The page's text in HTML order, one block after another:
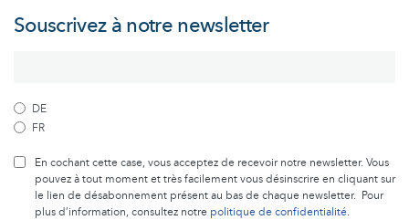
Souscrivez à notre newsletter
DE
FR
En cochant cette case, vous acceptez de recevoir notre newsletter. Vous
pouvez à tout moment et très facilement vous désinscrire en cliquant sur
le lien de désabonnement présent au bas de chaque newsletter. Pour
plus d’information, consultez notre politique de confidentialité.